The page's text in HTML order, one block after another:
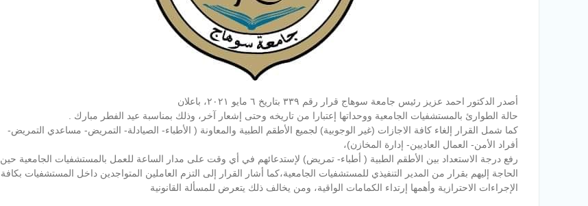
أصدر الدكتور احمد عزيز رئيس جامعة سوهاج قرار رقم ٣٣٩ بتاريخ ٦ مايو ٢٠٢١، باعلان
حالة الطوارئ بالمستشفيات الجامعية ووحداتها إعتبارا من تاريخه وحتى إشعار آخر، وذلك بمناسبة عيد الفطر مبارك .
كما شمل القرار إلغاء كافة الاجازات (غير الوجوبية) لجميع الأطقم الطبية والمعاونة ( الأطباء- الصيادلة- التمريض- مساعدي التمريض-
أفراد الأمن- العمال العاديين- إدارة المخازن)،
رفع درجة الاستعداد بين الأطقم الطبية ( أطباء- تمريض) لإستدعائهم في أي وقت على مدار الساعة للعمل بالمستشفيات الجامعية حين
الحاجة إليهم بقرار من المدير التنفيذي للمستشفيات الجامعية،كما أشار القرار إلى التزم العاملين المتواجدين داخل المستشفيات بكافة
الإجراءات الاحترازية وأهمها إرتداء الكمامات الواقية، ومن يخالف ذلك يتعرض للمسألة القانونية